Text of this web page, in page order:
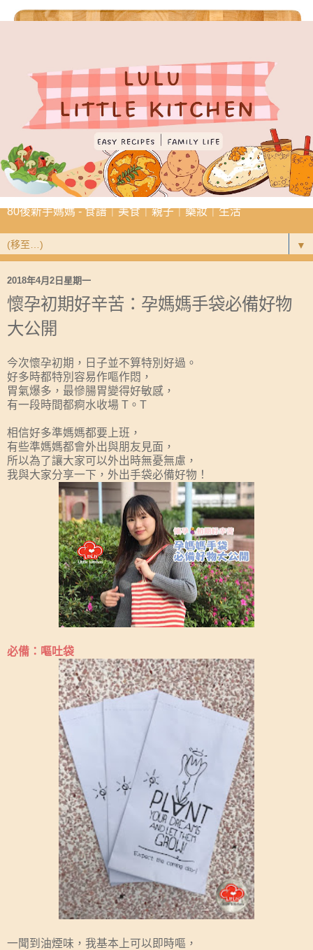
80後新手媽媽 - 食譜｜美食｜親子｜藥妝｜生活
▼
2018年4月2日星期一
懷孕初期好辛苦：孕媽媽手袋必備好物
大公開
今次懷孕初期，日子並不算特別好過。
好多時都特別容易作嘔作悶，
胃氣爆多，最慘腸胃變得好敏感，
有一段時間都痾水收場 T。T
相信好多準媽媽都要上班，
有些準媽媽都會外出與朋友見面，
所以為了讓大家可以外出時無憂無慮，
我與大家分享一下，外出手袋必備好物！
必備：嘔吐袋
一聞到油煙味，我基本上可以即時嘔，